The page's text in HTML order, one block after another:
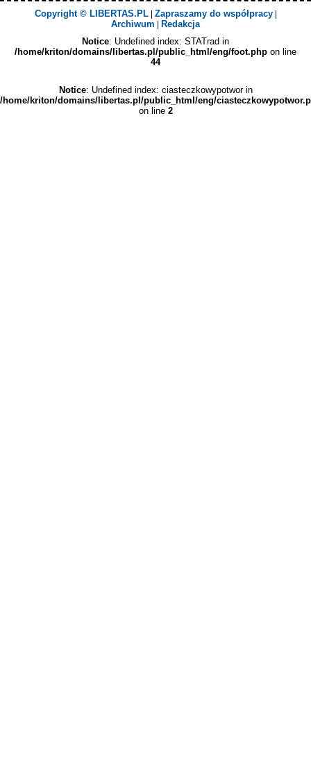
Copyright © LIBERTAS.PL| Zapraszamy do współpracy|
Archiwum
Redakcja
Notice: Undefined index: STATrad in
/home/kriton/domains/libertas.pl/public_html/eng/foot.php on line
44
Notice: Undefined index: ciasteczkowypotwor in
/home/kriton/domains/libertas.pl/public_html/eng/
on line 2